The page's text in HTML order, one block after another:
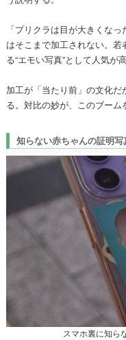
「プリクラは目が大きくな
はそこまで加工されない。
る“エモい写真”として人気が
加工が「当たり前」の文化
る。対比の妙が、このブーム
知らない赤ちゃんの証明
スマホ裏に知